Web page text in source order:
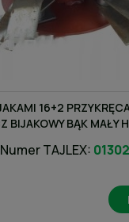
16+2
BIJAKOWY BĄK MAŁY
Numer TAJLEX: 01302